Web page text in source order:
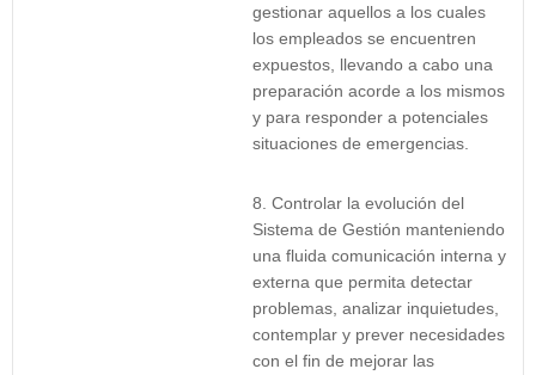
gestionar aquellos a los cuales
los empleados se encuentren
expuestos, llevando a cabo una
preparación acorde a los mismos
y para responder a potenciales
situaciones de emergencias.
Controlar la evolución del
Sistema de Gestión manteniendo
una fluida comunicación interna y
externa que permita detectar
problemas, analizar inquietudes,
contemplar y prever necesidades
con el fin de mejorar las